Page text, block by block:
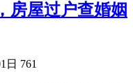
房屋过户查婚姻
日 761